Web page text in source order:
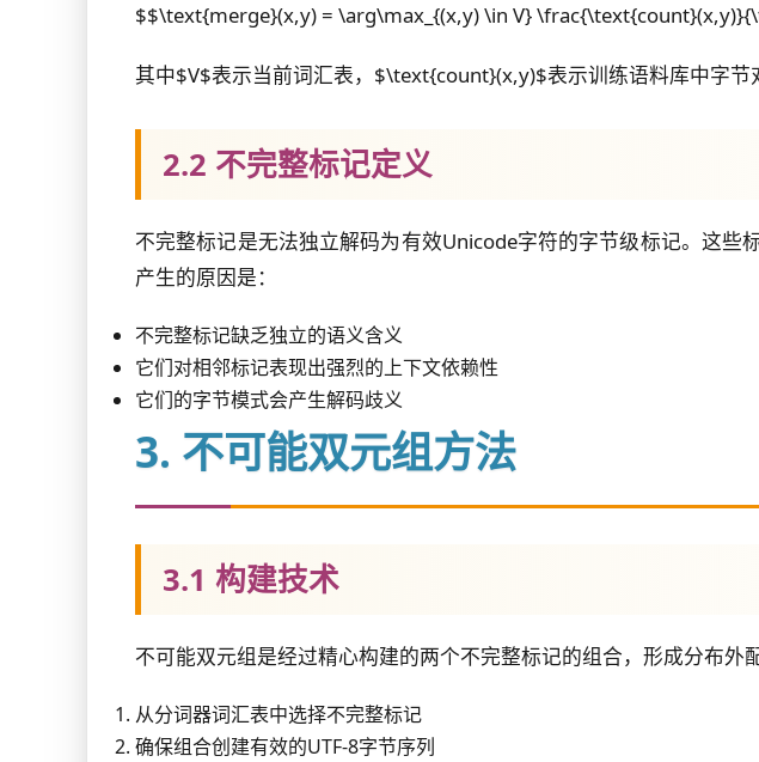
$$\text{merge}(x,y) = \arg\max_{(x,y) \in V}
其中$V$表示当前词汇表，$\text{count}(x,y)$表示训练语料库中字节
2.2 不完整标记定义
不完整标记是无法独立解码为有效Unicode字符的字节级标记。这
产生的原因是：
不完整标记缺乏独立的语义含义
它们对相邻标记表现出强烈的上下文依赖性
它们的字节模式会产生解码歧义
3. 不可能双元组方法
3.1 构建技术
不可能双元组是经过精心构建的两个不完整标记的组合，形成分布外
从分词器词汇表中选择不完整标记
确保组合创建有效的UTF-8字节序列